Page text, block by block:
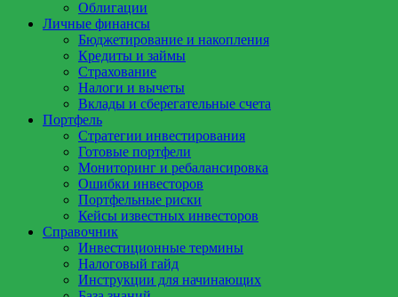
Облигации
Личные финансы
Бюджетирование и накопления
Кредиты и займы
Страхование
Налоги и вычеты
Вклады и сберегательные счета
Портфель
Стратегии инвестирования
Готовые портфели
Мониторинг и ребалансировка
Ошибки инвесторов
Портфельные риски
Кейсы известных инвесторов
Справочник
Инвестиционные термины
Налоговый гайд
Инструкции для начинающих